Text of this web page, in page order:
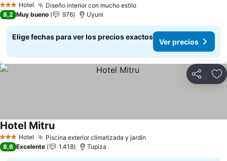
3 Estrellas
Hotel Diseño interior con mucho estilo
8,2 Muy bueno 976 Uyuni
Elige fechas para ver los precios exactos
Ver precios
Compartir
3 Estrellas
Hotel Piscina exterior climatizada y jardín
Hotel Mitru
8,6 Excelente 1.418 Tupiza